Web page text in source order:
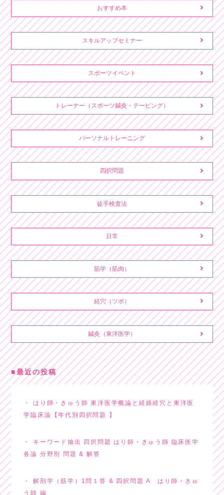
おすすめ本
スキルアップセミナー
スポーツイベント
トレーナー（スポーツ鍼灸・テーピング）
パーソナルトレーニング
四択問題
徒手検査法
日常
筋学（筋肉）
経穴（ツボ）
鍼灸（東洋医学）
最近の投稿
はり師・きゅう師 東洋医学概論と経絡経穴と東洋医
学臨床論【年代別四択問題 】
キーワード抽出 四択問題 はり師・きゅう師 臨床医学
各論 分野別 問題 & 解答
解剖学（筋学）1問１答 & 四択問題 A はり師・きゅ
う師 編